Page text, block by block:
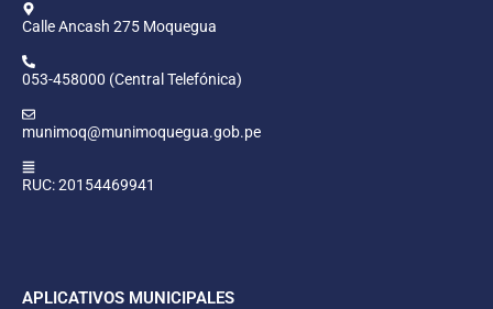
Calle Ancash 275 Moquegua
053-458000 (Central Telefónica)
munimoq@munimoquegua.gob.pe
RUC: 20154469941
APLICATIVOS MUNICIPALES